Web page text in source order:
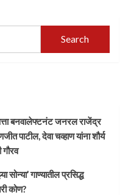
Search
बनवालेफ्टनंट जनरल राजेंद्र
पाटील, देवा चव्हाण यांना शौर्य
गाण्यातील प्रसिद्ध
कोण?